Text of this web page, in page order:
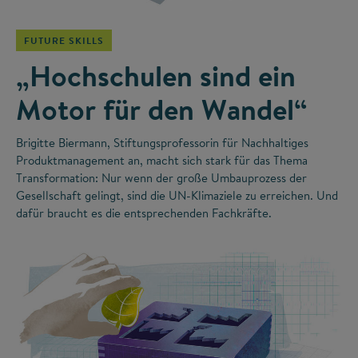
FUTURE SKILLS
„Hochschulen sind ein
Motor für den Wandel“
Brigitte Biermann, Stiftungsprofessorin für Nachhaltiges
Produktmanagement an, macht sich stark für das Thema
Transformation: Nur wenn der große Umbauprozess der
Gesellschaft gelingt, sind die UN-Klimaziele zu erreichen. Und
dafür braucht es die entsprechenden Fachkräfte.